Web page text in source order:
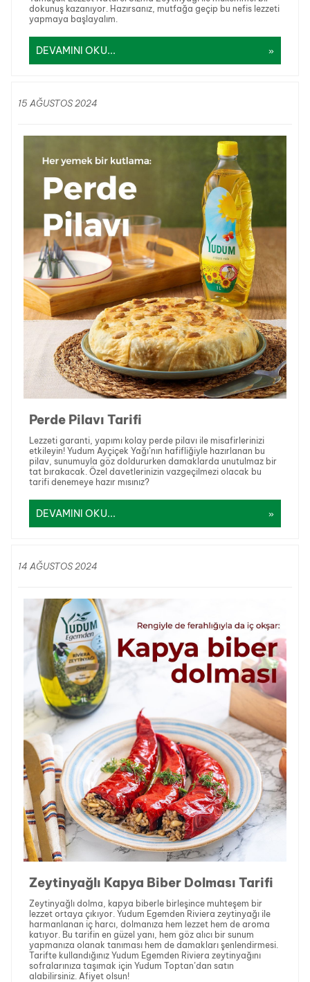
dokunuş kazanıyor. Hazırsanız, mutfağa geçip bu nefis lezzeti
yapmaya başlayalım.
DEVAMINI OKU...
15 AĞUSTOS 2024
Perde Pilavı Tarifi
Lezzeti garanti, yapımı kolay perde pilavı ile misafirlerinizi
etkileyin! Yudum Ayçiçek Yağı’nın hafifliğiyle hazırlanan bu
pilav, sunumuyla göz doldururken damaklarda unutulmaz bir
tat bırakacak. Özel davetlerinizin vazgeçilmezi olacak bu
tarifi denemeye hazır mısınız?
DEVAMINI OKU...
14 AĞUSTOS 2024
Zeytinyağlı Kapya Biber Dolması Tarifi
Zeytinyağlı dolma, kapya biberle birleşince muhteşem bir
lezzet ortaya çıkıyor. Yudum Egemden Riviera zeytinyağı ile
harmanlanan iç harcı, dolmanıza hem lezzet hem de aroma
katıyor. Bu tarifin en güzel yanı, hem göz alıcı bir sunum
yapmanıza olanak tanıması hem de damakları şenlendirmesi.
Tarifte kullandığınız Yudum Egemden Riviera zeytinyağını
sofralarınıza taşımak için Yudum Toptan’dan satın
alabilirsiniz. Afiyet olsun!